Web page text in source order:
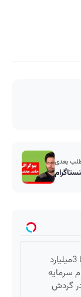
بعدی
تا 3میلیارد
سرمایه
گردش